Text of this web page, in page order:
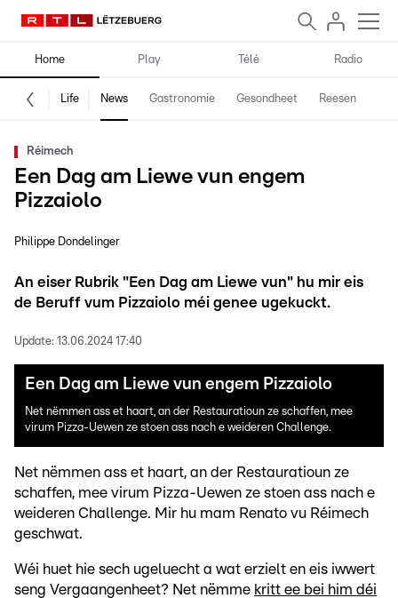
Home Play Télé Radio
Life News Gastronomie Gesondheet Reesen
Réimech
Een Dag am Liewe vun engem
Pizzaiolo
Philippe Dondelinger
An eiser Rubrik "Een Dag am Liewe vun" hu mir eis
de Beruff vum Pizzaiolo méi genee ugekuckt.
Update: 13.06.2024 17:40
Een Dag am Liewe vun engem Pizzaiolo
Net nëmmen ass et haart, an der Restauratioun ze schaffen, mee
virum Pizza-Uewen ze stoen ass nach e weideren Challenge.
Net nëmmen ass et haart, an der Restauratioun ze
schaffen, mee virum Pizza-Uewen ze stoen ass nach e
weideren Challenge. Mir hu mam Renato vu Réimech
geschwat.
Wéi huet hie sech ugeluecht a wat erzielt en eis iwwert
seng Vergaangenheet? Net nëmme kritt ee bei him déi